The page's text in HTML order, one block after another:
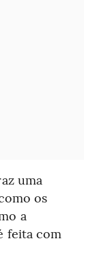
uma
os
a
feita com